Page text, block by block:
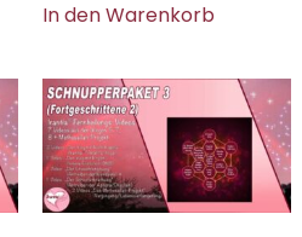
In den Warenkorb